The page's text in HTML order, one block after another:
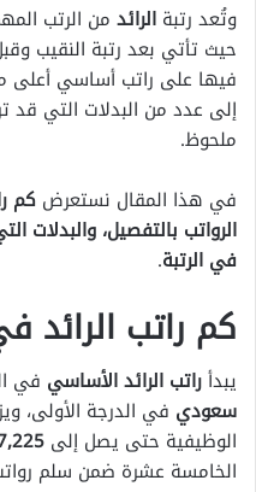
وتُعد رتبة الرائد من الرتب
حيث تأتي بعد رتبة النقيب
فيها على راتب أساسي أعلى
إلى عدد من البدلات التي
ملحوظ.
في هذا المقال نستعرض كم
الرواتب بالتفصيل، والبدلات
في الرتبة.
كم راتب الرائد
يبدأراتب الرائد الأساسي في
سعودي في الدرجة الأولى،
الوظيفية حتى يصل إلى 17,225 ريال
الخامسة عشرة ضمن سلم